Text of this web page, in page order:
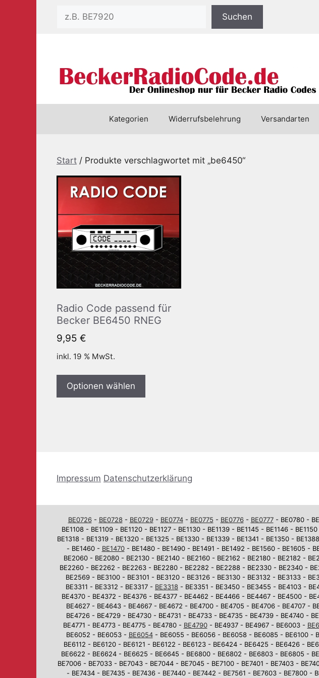
Suchen
Kategorien Widerrufsbelehrung Versandarten
Start / Produkte verschlagwortet mit „be6450“
Radio Code passend für
Becker BE6450 RNEG
9,95 €
inkl. 19 % MwSt.
Optionen wählen
Impressum Datenschutzerklärung
BE0726- BE0728- BE0729- BE0774- BE0775 - BE0776- BE0777- BE0780 -
BE1108 - BE1109 - BE1120 - BE1127 - BE1130 - BE1139 - BE1145 - BE1146 -
BE1318 - BE1319 - BE1320 - BE1325 - BE1330 - BE1339 - BE1341 - BE1350 -
- BE1460 - BE1470- BE1480 - BE1490 - BE1491 - BE1492 - BE1560 - BE1605 -
BE2060 - BE2080 - BE2130 - BE2140 - BE2160 - BE2162 - BE2180 - BE2182 -
BE2260 - BE2262 - BE2263 - BE2280 - BE2282 - BE2288 - BE2330 - BE2340 -
BE2569 - BE3100 - BE3101 - BE3120 - BE3126 - BE3130 - BE3132 - BE3133 -
BE3311 - BE3312 - BE3317 - BE3318 - BE3351 - BE3450 - BE3455 - BE4103 -
BE4370 - BE4372 - BE4376 - BE4377 - BE4462 - BE4466 - BE4467 - BE4500 -
BE4627 - BE4643 - BE4667 - BE4672 - BE4700 - BE4705 - BE4706 - BE4707 -
BE4726 - BE4729 - BE4730 - BE4731 - BE4733 - BE4735 - BE4739 - BE4740 -
BE4771 - BE4773 - BE4775 - BE4780 - BE4790- BE4937 - BE4967 - BE6003 -
BE6052 - BE6053 - BE6054- BE6055 - BE6056 - BE6058 - BE6085 - BE6100 -
BE6112 - BE6120 - BE6121 - BE6122 - BE6123 - BE6424 - BE6425 - BE6426 -
BE6622 - BE6624 - BE6625 - BE6645 - BE6800 - BE6802 - BE6803 - BE6805 -
BE7006 - BE7033 - BE7043 - BE7044 - BE7045 - BE7100 - BE7401 - BE7403 -
- BE7434 - BE7435 - BE7436 - BE7440 - BE7442 - BE7561 - BE7603 - BE7800 -